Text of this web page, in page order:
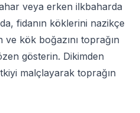
veya erken ilkbaharda
fidanın köklerini nazikçe
kök boğazını toprağın
gösterin. Dikimden
malçlayarak toprağın